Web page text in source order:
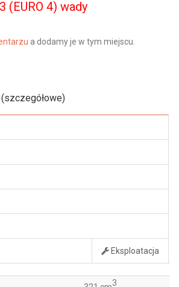
(EURO 4) wady
a dodamy je w tym miejscu.
Eksploatacja
3